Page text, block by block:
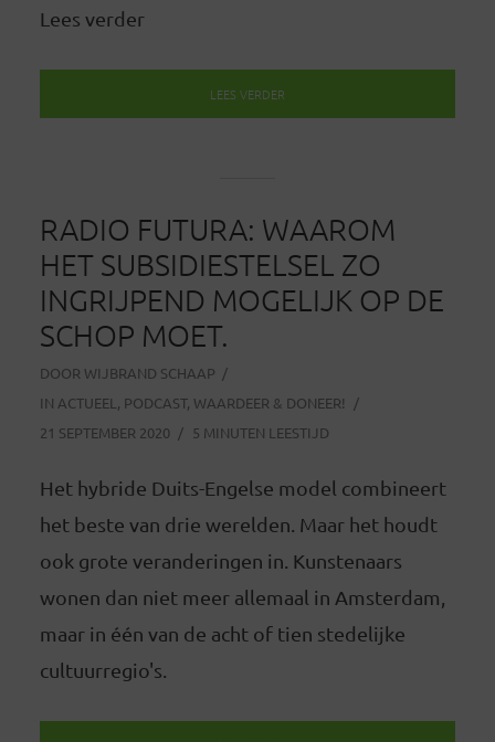
Lees verder
LEES VERDER
RADIO FUTURA: WAAROM
HET SUBSIDIESTELSEL ZO
INGRIJPEND MOGELIJK OP DE
SCHOP MOET.
DOOR WIJBRAND SCHAAP
IN ACTUEEL , PODCAST, WAARDEER & DONEER!
21 SEPTEMBER 2020
5 MINUTEN LEESTIJD
Het hybride Duits-Engelse model combineert
het beste van drie werelden. Maar het houdt
ook grote veranderingen in. Kunstenaars
wonen dan niet meer allemaal in Amsterdam,
maar in één van de acht of tien stedelijke
cultuurregio's.